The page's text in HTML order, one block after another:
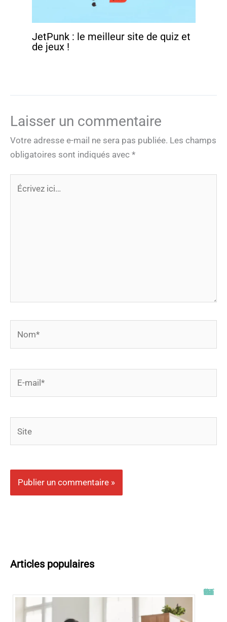
JetPunk : le meilleur site de quiz et
de jeux !
Laisser un commentaire
Votre adresse e-mail ne sera pas publiée. Les champs
obligatoires sont indiqués avec *
Articles populaires
Tout savoir sur l’ENT UT2J